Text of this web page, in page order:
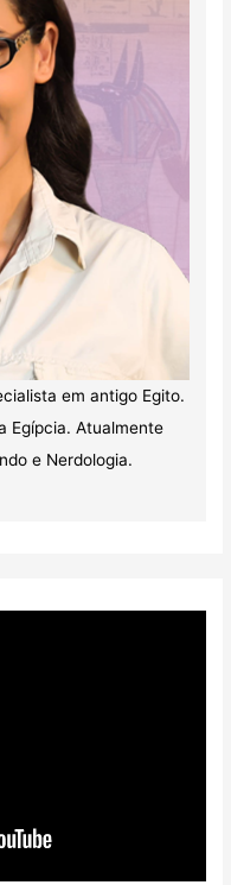
em antigo Egito.
Egípcia. Atualmente
e Nerdologia.